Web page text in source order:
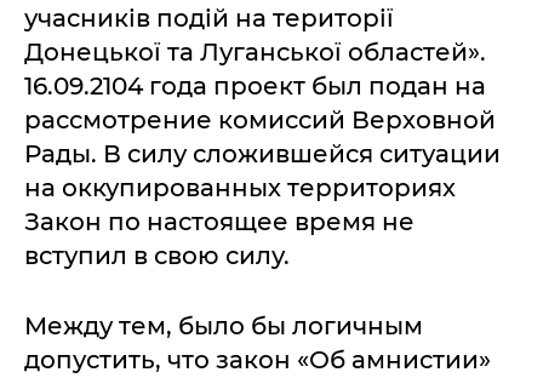
учасників подій на території
Донецької та Луганської областей».
16.09.2104 года проект был подан на
рассмотрение комиссий Верховной
Рады. В силу сложившейся ситуации
на оккупированных территориях
Закон по настоящее время не
вступил в свою силу.
Между тем, было бы логичным
допустить, что закон «Об амнистии»